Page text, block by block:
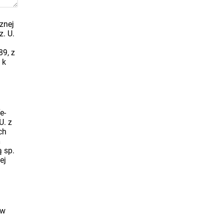
U.
z
k
z
sp.